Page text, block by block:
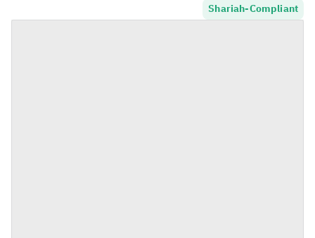
Shariah-Compliant